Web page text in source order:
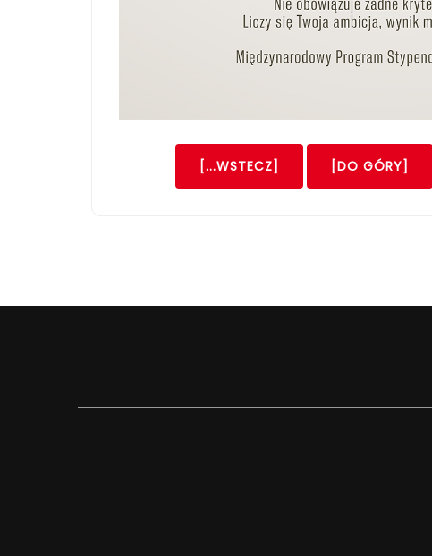
[...WSTECZ] [DO GÓRY]